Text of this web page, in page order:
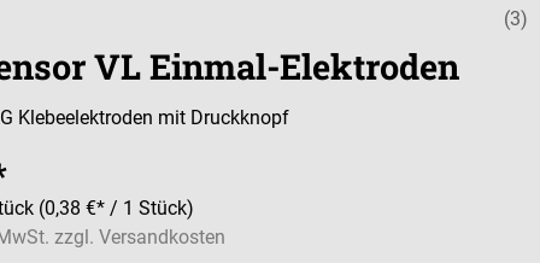
(3)
VL Einmal-Elektroden
Klebeelektroden mit Druckknopf
(0,38 €* / 1 Stück)
zzgl. Versandkosten